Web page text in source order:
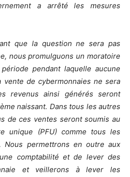
a arrêté les mesures
que la question ne sera pas
nous promulguons un moratoire
pendant laquelle aucune
de cybermonnaies ne sera
revenus ainsi générés seront
naissant. Dans tous les autres
de ces ventes seront soumis au
unique (PFU) comme tous les
Nous permettrons en outre aux
comptabilité et de lever des
et veillerons à lever les